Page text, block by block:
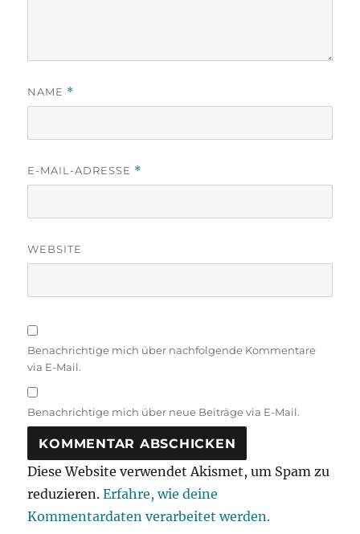
NAME *
E-MAIL-ADRESSE *
WEBSITE
Benachrichtige mich über nachfolgende Kommentare
via E-Mail.
Benachrichtige mich über neue Beiträge via E-Mail.
Diese Website verwendet Akismet, um Spam zu
reduzieren.Erfahre, wie deine
Kommentardaten verarbeitet werden.